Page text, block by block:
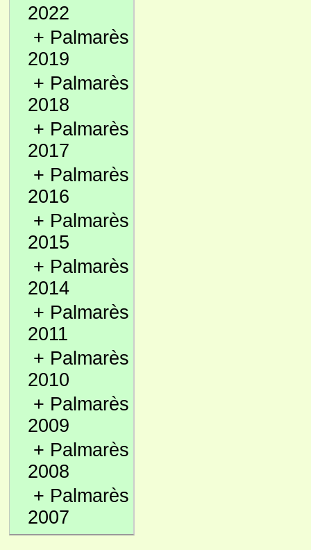
2022
+ Palmarès
2019
+ Palmarès
2018
+ Palmarès
2017
+ Palmarès
2016
+ Palmarès
2015
+ Palmarès
2014
+ Palmarès
2011
+ Palmarès
2010
+ Palmarès
2009
+ Palmarès
2008
+ Palmarès
2007